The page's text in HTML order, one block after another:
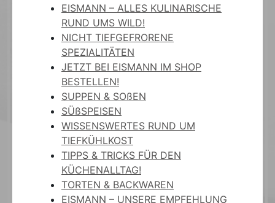
EISMANN – ALLES KULINARISCHE
RUND UMS WILD!
NICHT TIEFGEFRORENE
SPEZIALITÄTEN
JETZT BEI EISMANN IM SHOP
BESTELLEN!
SUPPEN & SOßEN
SÜßSPEISEN
WISSENSWERTES RUND UM
TIEFKÜHLKOST
TIPPS & TRICKS FÜR DEN
KÜCHENALLTAG!
TORTEN & BACKWAREN
EISMANN – UNSERE EMPFEHLUNG